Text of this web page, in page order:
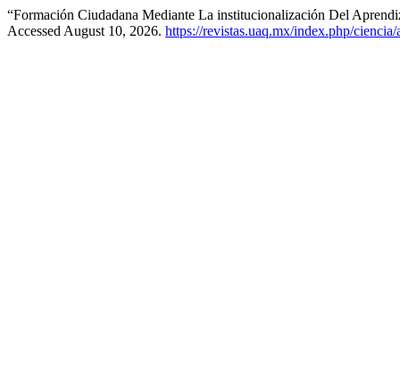
“Formación Ciudadana Mediante La institucionalización Del
Accessed August 10, 2026. https://revistas.uaq.mx/index.php/